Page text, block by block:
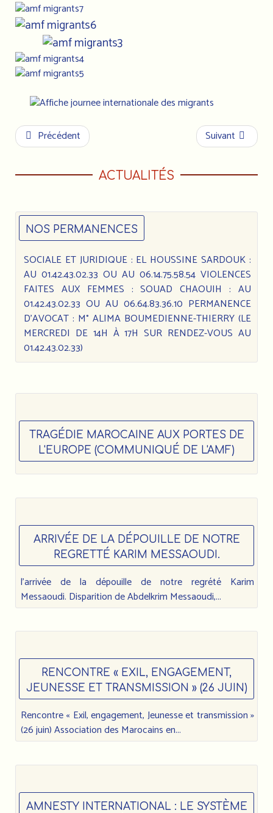
Précédent Suivant
ACTUALITÉS
NOS PERMANENCES
SOCIALE ET JURIDIQUE : EL HOUSSINE SARDOUK :
AU 01.42.43.02.33 OU AU 06.14.75.58.54 VIOLENCES
FAITES AUX FEMMES : SOUAD CHAOUIH : AU
01.42.43.02.33 OU AU 06.64.83.36.10 PERMANENCE
D’AVOCAT : M° ALIMA BOUMEDIENNE-THIERRY (LE
MERCREDI DE 14H À 17H SUR RENDEZ-VOUS AU
01.42.43.02.33)
TRAGÉDIE MAROCAINE AUX PORTES DE
L'EUROPE (COMMUNIQUÉ DE L'AMF)
ARRIVÉE DE LA DÉPOUILLE DE NOTRE
REGRETTÉ KARIM MESSAOUDI.
l’arrivée de la dépouille de notre regrété Karim
Messaoudi. Disparition de Abdelkrim Messaoudi,...
RENCONTRE « EXIL, ENGAGEMENT,
JEUNESSE ET TRANSMISSION » (26 JUIN)
Rencontre « Exil, engagement, Jeunesse et transmission »
(26 juin) Association des Marocains en...
AMNESTY INTERNATIONAL : LE SYSTÈME